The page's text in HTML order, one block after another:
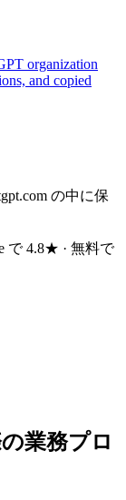
organization
and copied
の中に保
で 4.8★ · 無料で
業務プロ